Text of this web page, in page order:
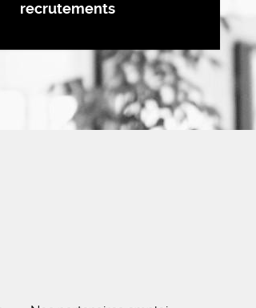
recrutements